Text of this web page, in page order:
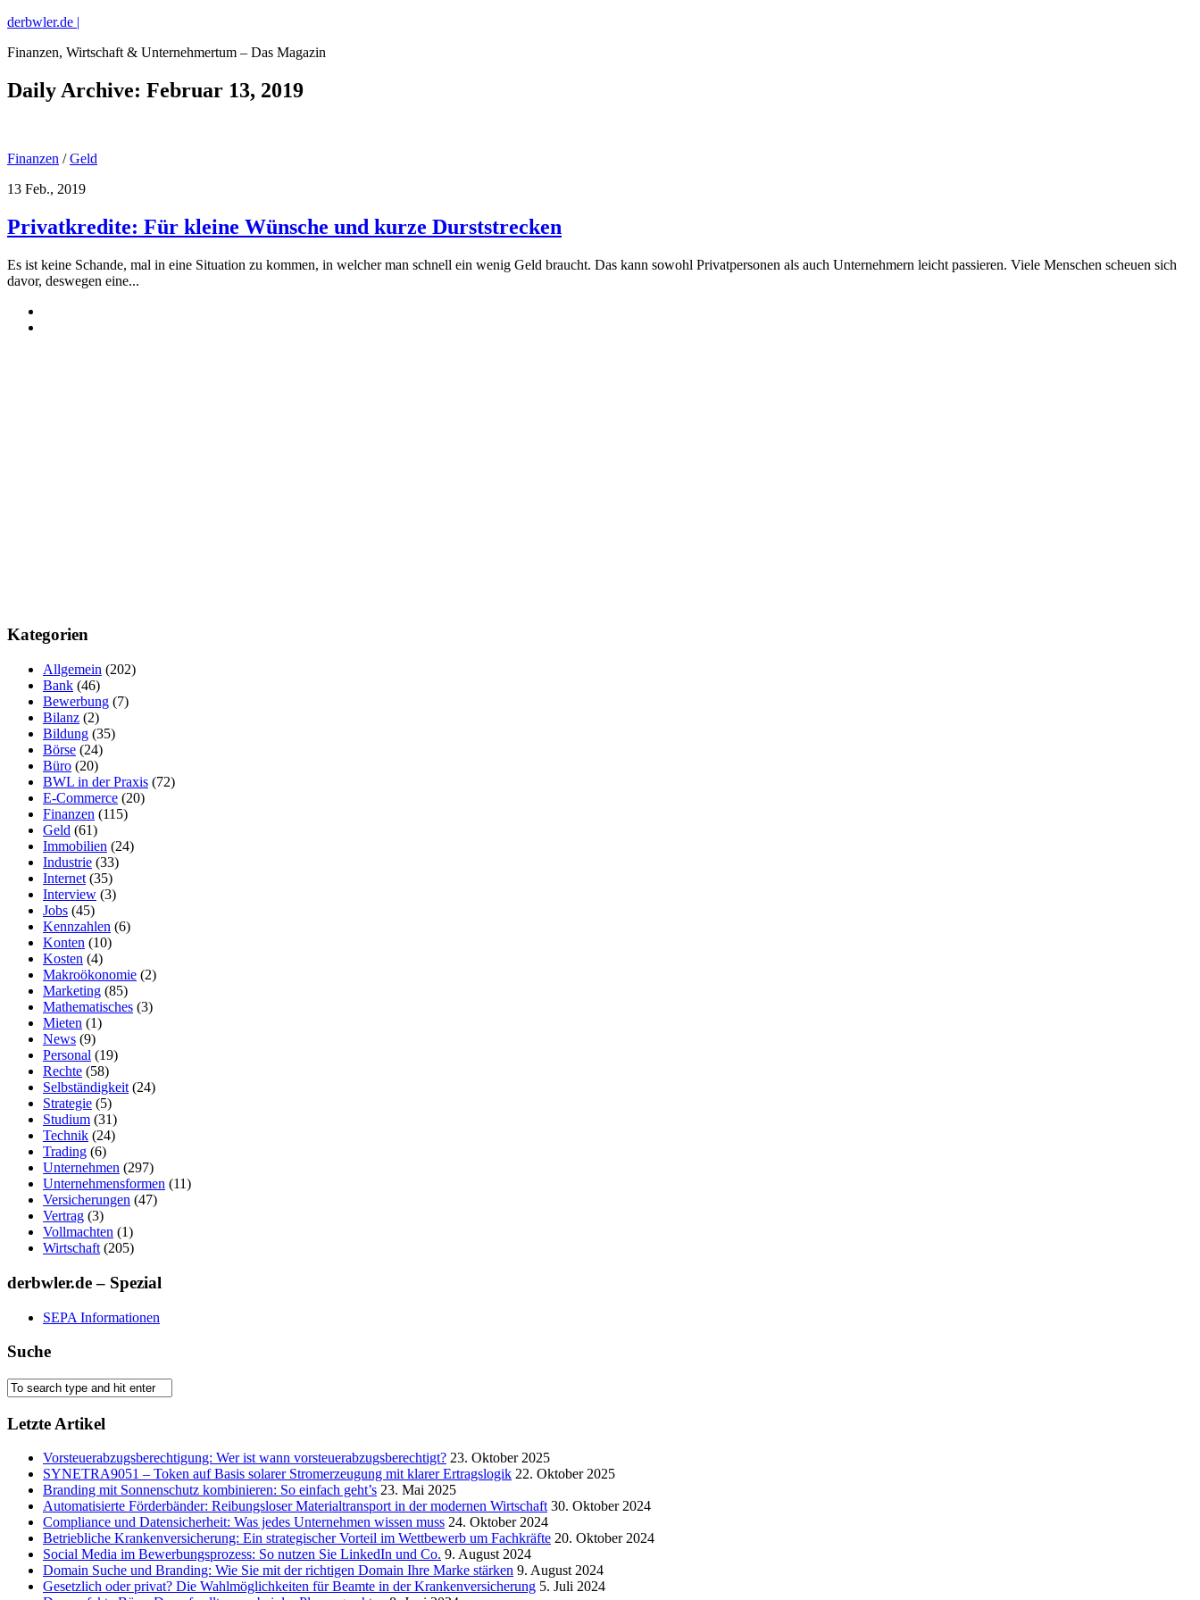
derbwler.de |
Finanzen, Wirtschaft & Unternehmertum – Das Magazin
Daily Archive: Februar 13, 2019
Finanzen /Geld
13 Feb., 2019
Privatkredite: Für kleine Wünsche und kurze Durststrecken
Es ist keine Schande, mal in eine Situation zu kommen, in welcher man schnell ein wenig Geld braucht. Das kann sowohl Privatpersonen als auch Unternehmern leicht passieren. Viele Menschen scheuen sich
davor, deswegen eine...
Kategorien
Allgemein (202)
Bank (46)
Bewerbung (7)
Bilanz (2)
Bildung (35)
Börse (24)
Büro (20)
BWL in der Praxis (72)
E-Commerce (20)
Finanzen (115)
Geld (61)
Immobilien (24)
Industrie (33)
Internet (35)
Interview (3)
Jobs (45)
Kennzahlen (6)
Konten (10)
Kosten (4)
Makroökonomie (2)
Marketing (85)
Mathematisches (3)
Mieten (1)
News (9)
Personal (19)
Rechte (58)
Selbständigkeit (24)
Strategie (5)
Studium (31)
Technik (24)
Trading (6)
Unternehmen (297)
Unternehmensformen (11)
Versicherungen (47)
Vertrag (3)
Vollmachten (1)
Wirtschaft (205)
derbwler.de – Spezial
SEPA Informationen
Suche
Letzte Artikel
Vorsteuerabzugsberechtigung: Wer ist wann vorsteuerabzugsberechtigt? 23. Oktober 2025
SYNETRA9051 – Token auf Basis solarer Stromerzeugung mit klarer Ertragslogik 22. Oktober 2025
Branding mit Sonnenschutz kombinieren: So einfach geht’s 23. Mai 2025
Automatisierte Förderbänder: Reibungsloser Materialtransport in der modernen Wirtschaft 30. Oktober 2024
Compliance und Datensicherheit: Was jedes Unternehmen wissen muss 24. Oktober 2024
Betriebliche Krankenversicherung: Ein strategischer Vorteil im Wettbewerb um Fachkräfte 20. Oktober 2024
Social Media im Bewerbungsprozess: So nutzen Sie LinkedIn und Co. 9. August 2024
Domain Suche und Branding: Wie Sie mit der richtigen Domain Ihre Marke stärken 9. August 2024
Gesetzlich oder privat? Die Wahlmöglichkeiten für Beamte in der Krankenversicherung 5. Juli 2024